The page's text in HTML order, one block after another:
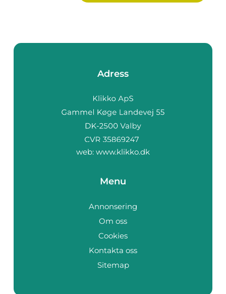
Adress
web: www.klikko.dk
Menu
Annonsering
Om oss
Cookies
Kontakta oss
Sitemap